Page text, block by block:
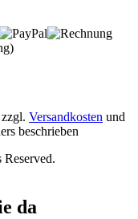
Versandkosten und
beschrieben
da